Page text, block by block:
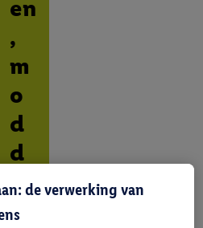
en
,
m
o
d
d
er
en
de verwerking van